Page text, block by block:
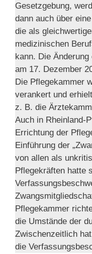
Gesetzgebung,
dann auch über
die als
medizinischen
kann. Die
am 17. Dezember
Die Pflegekammer
verankert und
z. B. die
Auch in Rheinland-
Errichtung der
Einführung der
von allen als
Pflegekräften hatte
Pflegekammer
die Umstände der
Zwischenzeitlich
die